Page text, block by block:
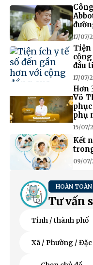
17/07/
Tiện
đầu
17/07/
Hơn
Võ
phụ
15/07/
Kết
09/07/
HOÀN
Tư vấn